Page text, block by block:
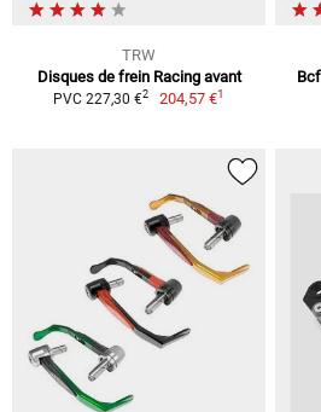
TRW
Disques de frein Racing avant
PVC 227,30 €2 204,57 €1